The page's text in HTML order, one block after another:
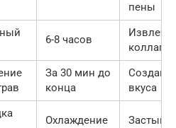
пены
6-8 часов
За 30 мин до
конца
вкуса
Охлаждение